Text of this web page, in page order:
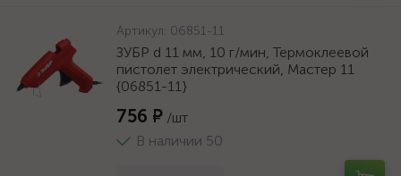
Артикул: 06851-11
ЗУБР d 11 мм, 10 г/мин, Термоклеевой
пистолет электрический, Мастер 11
{06851-11}
756 ₽ /шт
В наличии 50